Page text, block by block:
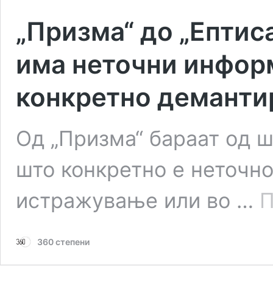
„Призма“ до
има неточни
конкретно
Од „Призма“ бараат од
што конкретно е
истражување или во …
360 степени